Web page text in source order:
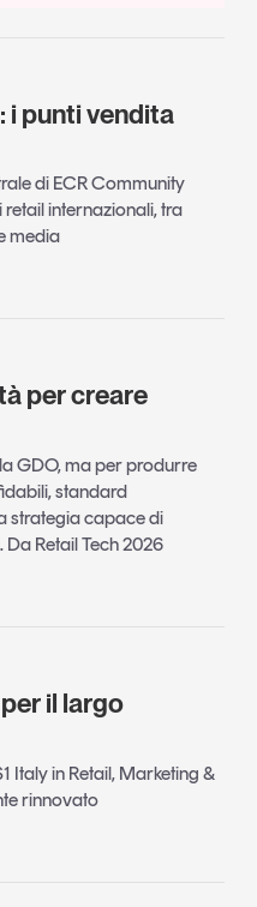
i punti vendita
di ECR Community
internazionali, tra
media
per creare
GDO, ma per produrre
standard
strategia capace di
Retail Tech 2026
il largo
Italy in Retail, Marketing &
rinnovato